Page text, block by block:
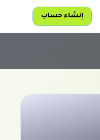
إنشاء حساب